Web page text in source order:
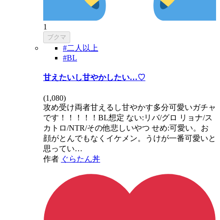
1
ブクマ
#二人以上
#BL
甘えたいし甘やかしたい…♡
(1,080)
攻め受け両者甘えるし甘やかす多分可愛いガチャ
です！！！！！BL想定 ない:リバ/グロ リョナ/ス
カトロ/NTR/その他悲しいやつ せめ:可愛い。お
顔がとんでもなくイケメン。うけが一番可愛いと
思ってい…
作者 ぐらたん丼